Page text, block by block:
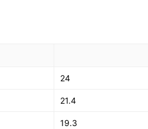
24
21.4
19.3